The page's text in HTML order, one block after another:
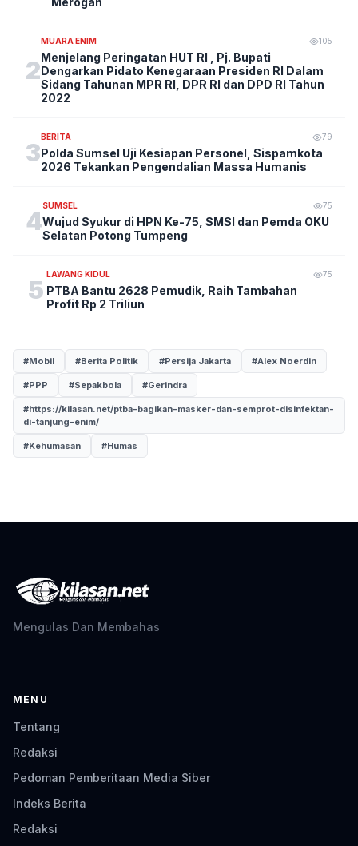
2
MUARA ENIM 105
Menjelang Peringatan HUT RI , Pj. Bupati
Dengarkan Pidato Kenegaraan Presiden RI Dalam
Sidang Tahunan MPR RI, DPR RI dan DPD RI Tahun
2022
3
BERITA 79
Polda Sumsel Uji Kesiapan Personel, Sispamkota
2026 Tekankan Pengendalian Massa Humanis
4
SUMSEL 75
Wujud Syukur di HPN Ke-75, SMSI dan Pemda OKU
Selatan Potong Tumpeng
5
LAWANG KIDUL 75
PTBA Bantu 2628 Pemudik, Raih Tambahan
Profit Rp 2 Triliun
#Mobil #Berita Politik #Persija Jakarta #Alex Noerdin
#PPP #Sepakbola #Gerindra
#https://kilasan.net/ptba-bagikan-masker-dan-semprot-disinfektan-
di-tanjung-enim/
#Kehumasan #Humas
Mengulas Dan Membahas
MENU
Tentang
Redaksi
Pedoman Pemberitaan Media Siber
Indeks Berita
Redaksi